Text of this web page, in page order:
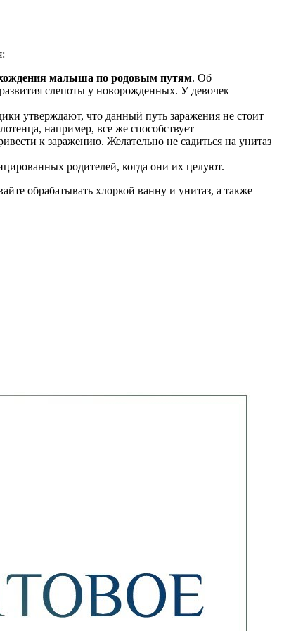
малыша по родовым путям. Об
слепоты у новорожденных. У девочек
утверждают, что данный путь заражения не стоит
например, все же способствует
к заражению. Желательно не садиться на унитаз
родителей, когда они их целуют.
обрабатывать хлоркой ванну и унитаз, а также